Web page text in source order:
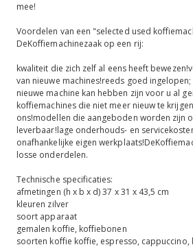
mee!
Voordelen van een "selected used
DeKoffiemachinezaak op een rij:
kwaliteit die zich zelf al eens heeft
van nieuwe machines!reeds goed
nieuwe machine kan hebben zijn voor u al
koffiemachines die niet meer nieuw te
ons!modellen die aangeboden worden zijn
leverbaar!lage onderhouds- en
onafhankelijke eigen
losse onderdelen.
Technische specificaties:
afmetingen (h x b x d) 37 x 31 x 43,5 cm
kleuren zilver
soort apparaat
gemalen koffie, koffiebonen
soorten koffie koffie, espresso, cappuccino,